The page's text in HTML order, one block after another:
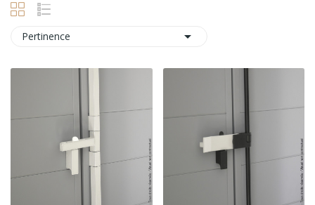
Pertinence 